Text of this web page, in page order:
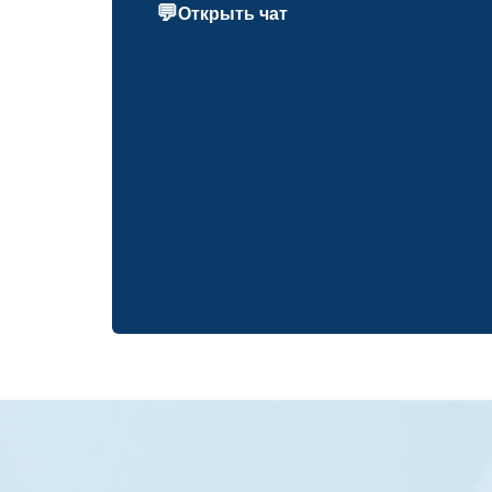
💬Открыть чат